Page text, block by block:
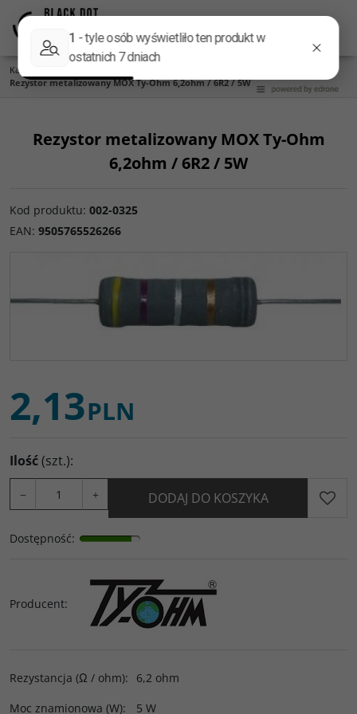
MenuPanel
Kategoria główna
Rezystor metalizowany MOX Ty-Ohm 6,2ohm / 6R2 / 5W
Rezystor metalizowany MOX Ty-Ohm
6,2ohm / 6R2 / 5W
Kod produktu: 002-0325
EAN: 9505765526266
2,13PLN
Ilość(szt.):
− + DODAJ DO KOSZYKA
Dostępność:
Producent:
Rezystancja (Ω / ohm):
6,2 ohm
Moc znamionowa (W): 5 W